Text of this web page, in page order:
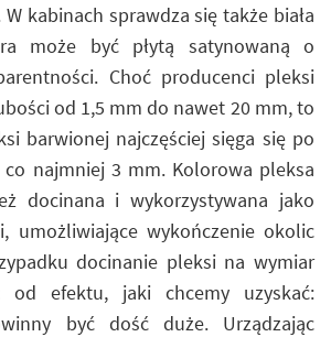
kabinach sprawdza się także biała
może być płytą satynowaną o
Choć producenci pleksi
od 1,5 mm do nawet 20 mm, to
barwionej najczęściej sięga się po
najmniej 3 mm. Kolorowa pleksa
docinana i wykorzystywana jako
umożliwiające wykończenie okolic
docinanie pleksi na wymiar
od efektu, jaki chcemy uzyskać:
być dość duże. Urządzając